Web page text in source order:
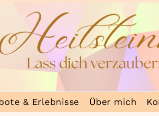
& Erlebnisse Über mich